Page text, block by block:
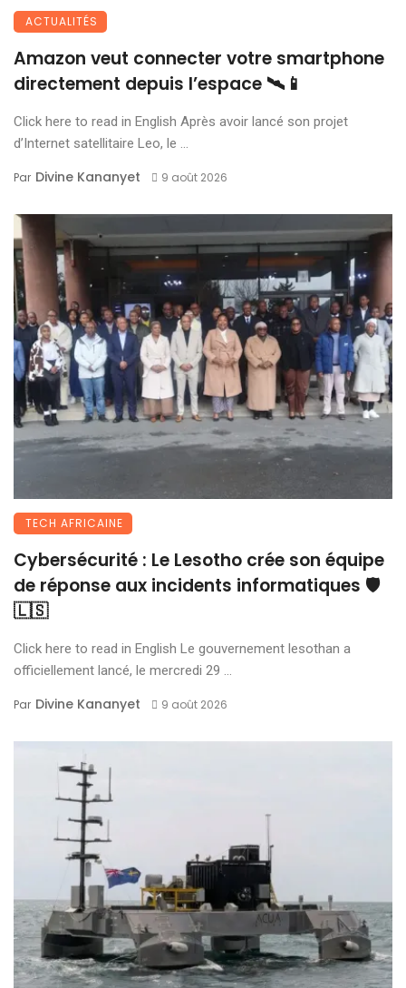
ACTUALITÉS
Amazon veut connecter votre smartphone
directement depuis l’espace 🛰️📱
Click here to read in English Après avoir lancé son projet
d’Internet satellitaire Leo, le ...
Par Divine Kananyet 9 août 2026
TECH AFRICAINE
Cybersécurité : Le Lesotho crée son équipe
de réponse aux incidents informatiques 🛡️
🇱🇸
Click here to read in English Le gouvernement lesothan a
officiellement lancé, le mercredi 29 ...
Par Divine Kananyet 9 août 2026